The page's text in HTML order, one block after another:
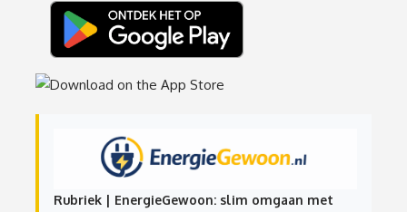
Rubriek | EnergieGewoon: slim omgaan met